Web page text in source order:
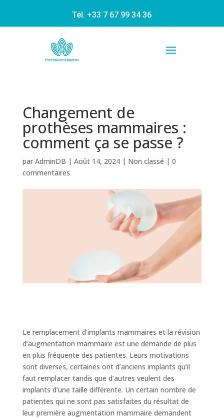
Tél. +33 7 67 99 34 36
Changement de
prothèses mammaires :
comment ça se passe ?
par AdminDB | Août 14, 2024| Non classé | 0
commentaires
Le remplacement d’implants mammaires et la révision
d’augmentation mammaire est une demande de plus
en plus fréquente des patientes. Leurs motivations
sont diverses, certaines ont d’anciens implants qu’il
faut remplacer tandis que d’autres veulent des
implants d’une taille différente. Un certain nombre de
patientes qui ne sont pas satisfaites du résultat de
leur première augmentation mammaire demandent